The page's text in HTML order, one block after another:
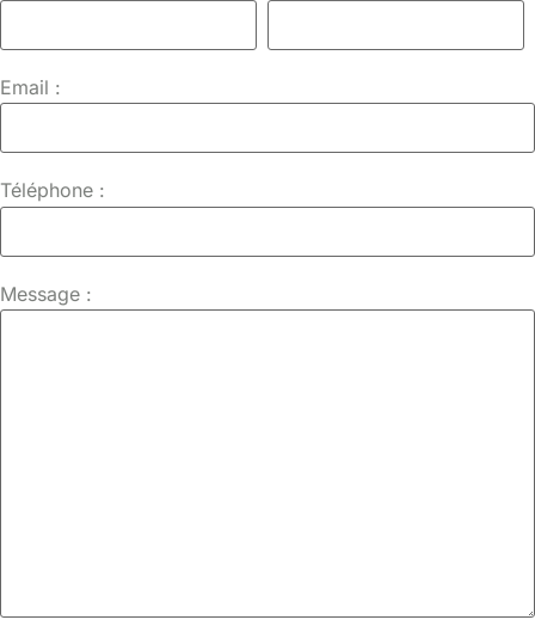
Email :
Téléphone :
Message :